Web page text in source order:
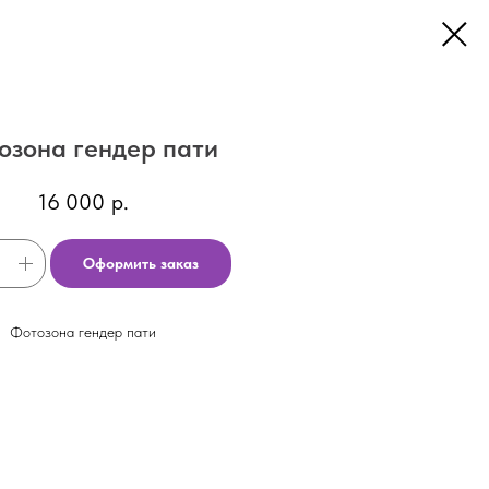
гендер пати
16 000 р.
Оформить заказ
Фотозона гендер пати